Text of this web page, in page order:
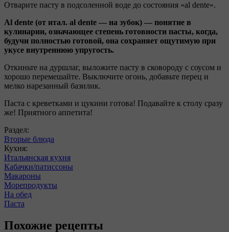
Отварите пасту в подсоленной воде до состояния «al dente».
Al dente (от итал. al dente — на зубок) — понятие в
кулинарии, означающее степень готовности пасты, когда,
будучи полностью готовой, она сохраняет ощутимую при
укусе внутреннюю упругость.
Откиньте на дуршлаг, выложите пасту в сковороду с соусом и
хорошо перемешайте. Выключите огонь, добавьте перец и
мелко нарезанный базилик.
Паста с креветками и цукини готова! Подавайте к столу сразу
же! Приятного аппетита!
Раздел:
Вторые блюда
Кухня:
Итальянская кухня
Кабачки/патиссоны
Макароны
Морепродукты
На обед
Паста
Похожие рецепты